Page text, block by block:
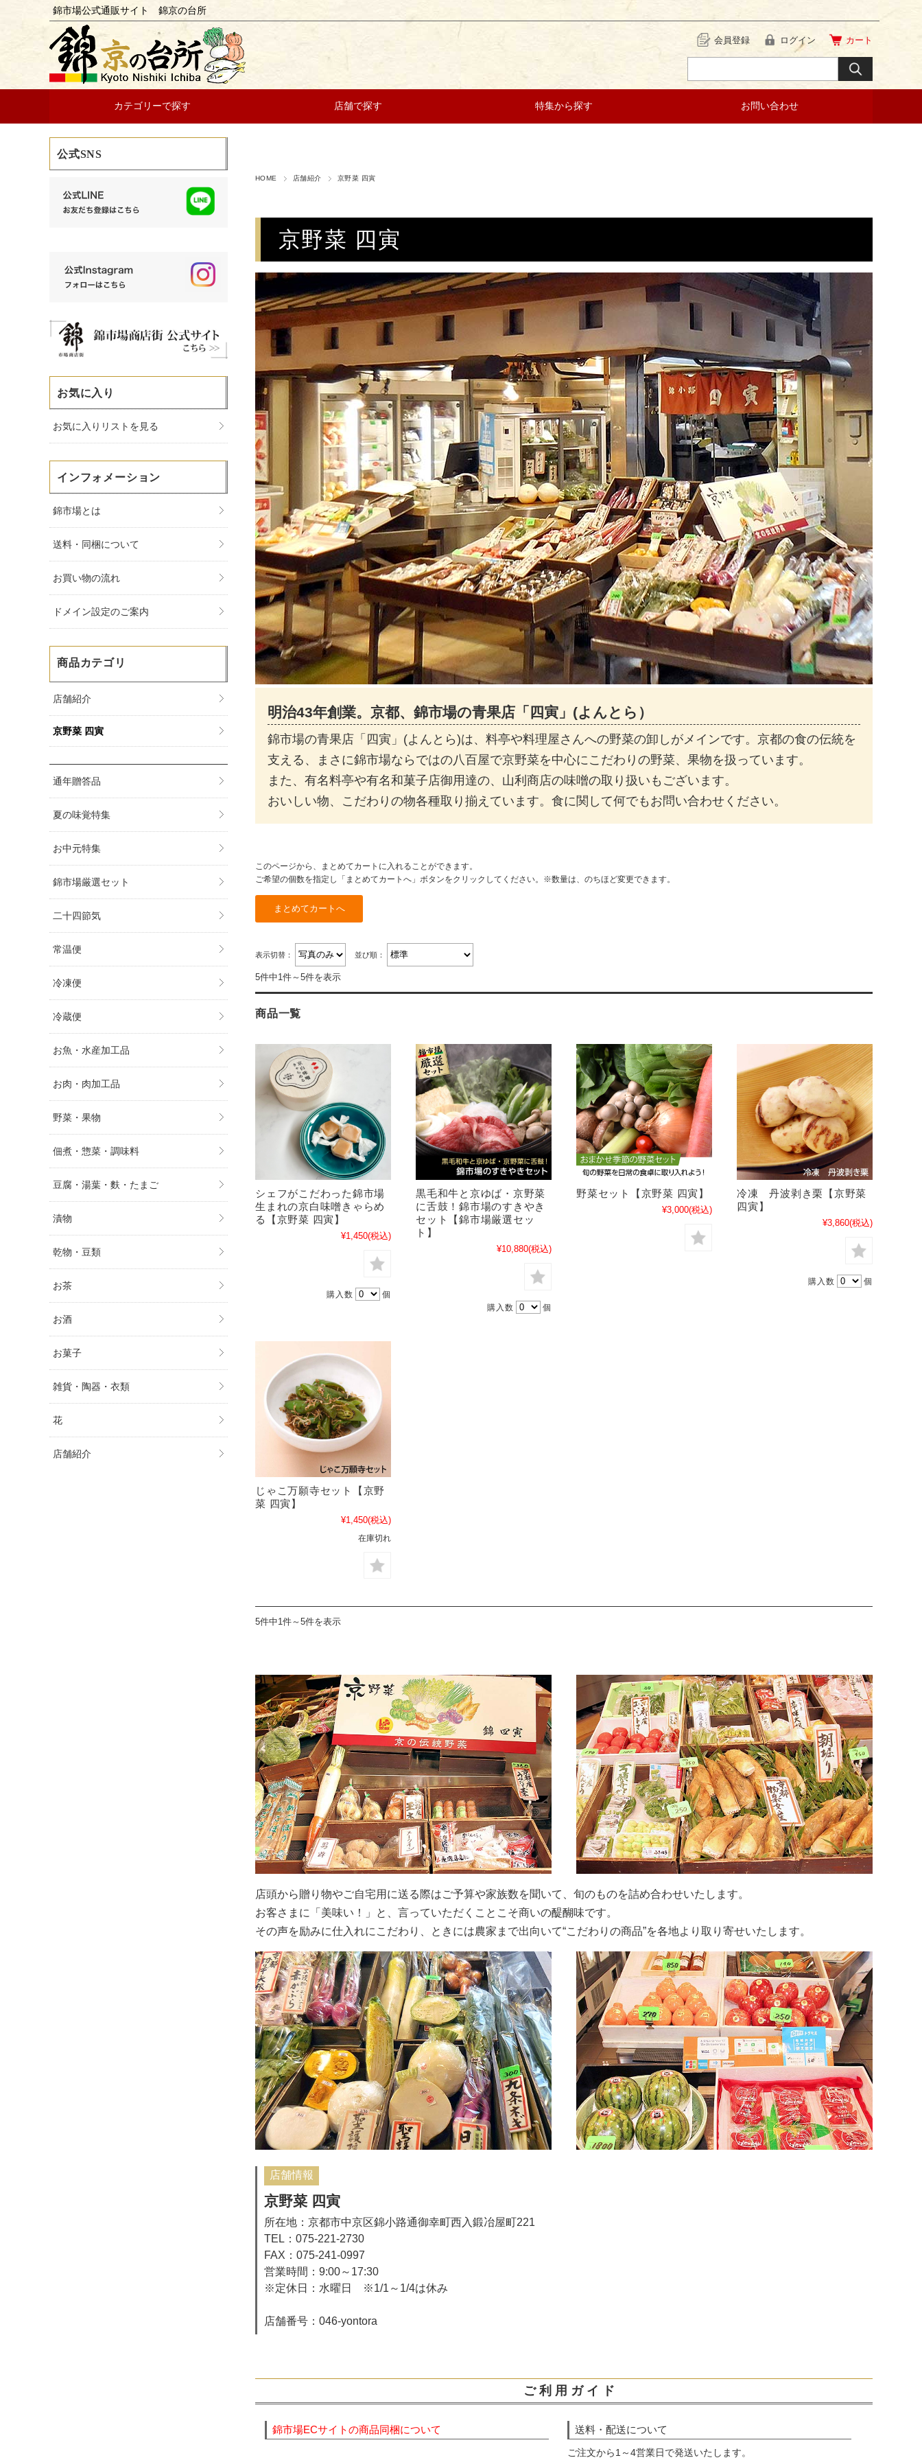
錦市場公式通販サイト 錦京の台所
会員登録 ログイン カート
カテゴリーで探す 店舗で探す 特集から探す お問い合わせ
HOME 店舗紹介 京野菜 四寅
京野菜 四寅
明治43年創業。京都、錦市場の青果店「四寅」(よんとら）
錦市場の青果店「四寅」(よんとら)は、料亭や料理屋さんへの野菜の卸しがメインです。京都の食の伝統を
支える、まさに錦市場ならではの八百屋で京野菜を中心にこだわりの野菜、果物を扱っています。
また、有名料亭や有名和菓子店御用達の、山利商店の味噌の取り扱いもございます。
おいしい物、こだわりの物各種取り揃えています。食に関して何でもお問い合わせください。
このページから、まとめてカートに入れることができます。
ご希望の個数を指定し「まとめてカートへ」ボタンをクリックしてください。※数量は、のちほど変更できます。
表示切替： 並び順：
5件中1件～5件を表示
商品一覧
シェフがこだわった錦市場
生まれの京白味噌きゃらめ
る【京野菜 四寅】
¥1,450(税込)
購入数 個
黒毛和牛と京ゆば・京野菜
に舌鼓！錦市場のすきやき
セット【錦市場厳選セッ
ト】
¥10,880(税込)
購入数 個
野菜セット【京野菜 四寅】
¥3,000(税込)
冷凍 丹波剥き栗【京野菜
四寅】
¥3,860(税込)
購入数 個
じゃこ万願寺セット【京野
菜 四寅】
¥1,450(税込)
在庫切れ
5件中1件～5件を表示
店頭から贈り物やご自宅用に送る際はご予算や家族数を聞いて、旬のものを詰め合わせいたします。
お客さまに「美味い！」と、言っていただくことこそ商いの醍醐味です。
その声を励みに仕入れにこだわり、ときには農家まで出向いて“こだわりの商品”を各地より取り寄せいたします。
店舗情報
京野菜 四寅
所在地：京都市中京区錦小路通御幸町西入鍛冶屋町221
TEL：075-221-2730
FAX：075-241-0997
営業時間：9:00～17:30
※定休日：水曜日 ※1/1～1/4は休み
店舗番号：046-yontora
ご 利 用 ガ イ ド
錦市場ECサイトの商品同梱について 送料・配送について
ご注文から1～4営業日で発送いたします。
公式SNS
お気に入り
お気に入りリストを見る
インフォメーション
錦市場とは
送料・同梱について
お買い物の流れ
ドメイン設定のご案内
商品カテゴリ
店舗紹介
京野菜 四寅
通年贈答品
夏の味覚特集
お中元特集
錦市場厳選セット
二十四節気
常温便
冷凍便
冷蔵便
お魚・水産加工品
お肉・肉加工品
野菜・果物
佃煮・惣菜・調味料
豆腐・湯葉・麩・たまご
漬物
乾物・豆類
お茶
お酒
お菓子
雑貨・陶器・衣類
花
店舗紹介